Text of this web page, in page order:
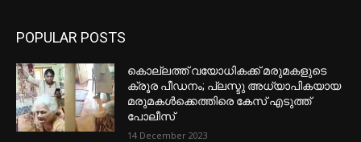
POPULAR POSTS
കൊല്ലത്ത് വയോധികക്ക് മരുമകളുടെ
ക്രൂര പീഡനം; പ്ലസ്ടു അധ്യാപികയായ
മരുമകൾക്കെത്തിരെ കേസ് എടുത്ത്
പോലീസ്
14 December 2023